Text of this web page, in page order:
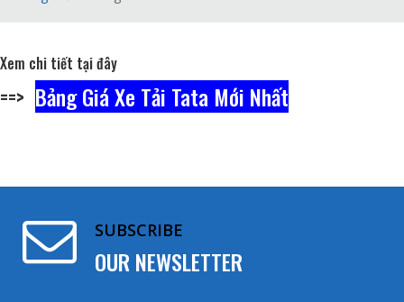
Xem chi tiết tại đây
==> Bảng Giá Xe Tải Tata Mới Nhất
SUBSCRIBE
OUR NEWSLETTER